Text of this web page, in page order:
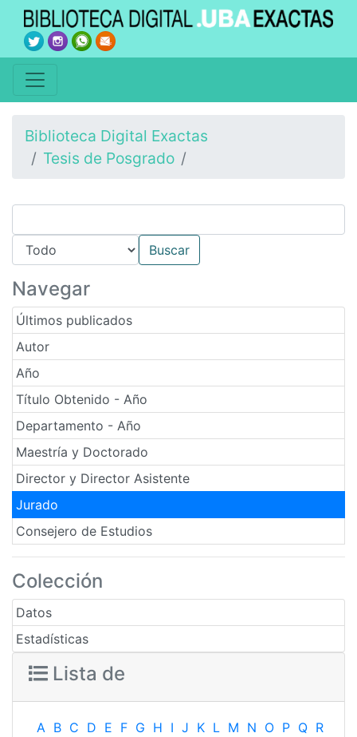
Biblioteca Digital Exactas
Tesis de Posgrado
Navegar
Últimos publicados
Autor
Año
Título Obtenido - Año
Departamento - Año
Maestría y Doctorado
Director y Director Asistente
Jurado
Consejero de Estudios
Colección
Datos
Estadísticas
Lista de
A B C D E F G H I J K L M N O P Q R